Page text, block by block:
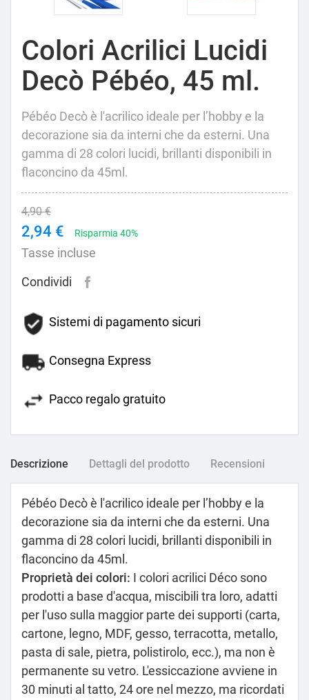
Colori Acrilici Lucidi
Decò Pébéo, 45 ml.
Pébéo Decò è l'acrilico ideale per l’hobby e la
decorazione sia da interni che da esterni. Una
gamma di 28 colori lucidi, brillanti disponibili in
flaconcino da 45ml.
4,90 €
2,94 € Risparmia 40%
Tasse incluse
Condividi
Sistemi di pagamento sicuri
Consegna Express
Pacco regalo gratuito
Descrizione Dettagli del prodotto Recensioni
Pébéo Decò è l'acrilico ideale per l’hobby e la
decorazione sia da interni che da esterni. Una
gamma di 28 colori lucidi, brillanti disponibili in
flaconcino da 45ml.
Proprietà dei colori: I colori acrilici Déco sono
prodotti a base d'acqua, miscibili tra loro, adatti
per l'uso sulla maggior parte dei supporti (carta,
cartone, legno, MDF, gesso, terracotta, metallo,
pasta di sale, pietra, polistirolo, ecc.), ma non è
permanente su vetro. L'essiccazione avviene in
30 minuti al tatto, 24 ore nel mezzo, ma ricordati